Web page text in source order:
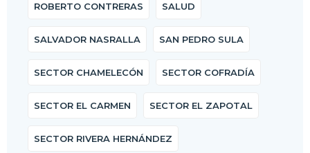
ROBERTO CONTRERAS SALUD
SALVADOR NASRALLA SAN PEDRO SULA
SECTOR CHAMELECÓN SECTOR COFRADÍA
SECTOR EL CARMEN SECTOR EL ZAPOTAL
SECTOR RIVERA HERNÁNDEZ